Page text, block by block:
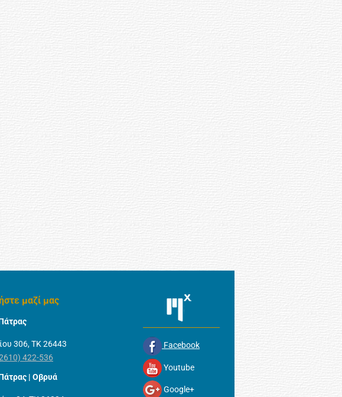
μαζί μας
306, ΤΚ 26443
422-536
| Οβρυά
Facebook
Youtube
Google+